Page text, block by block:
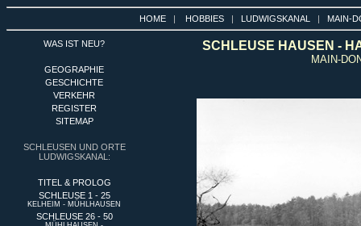
HOME | HOBBIES | LUDWIGSKANAL | MAIN-
WAS IST NEU?
GEOGRAPHIE
GESCHICHTE
VERKEHR
REGISTER
SITEMAP
SCHLEUSEN UND ORTE
LUDWIGSKANAL:
TITEL & PROLOG
SCHLEUSE 1 - 25
KELHEIM - MÜHLHAUSEN
SCHLEUSE 26 - 50
SCHLEUSE HAUSEN -
MAIN-